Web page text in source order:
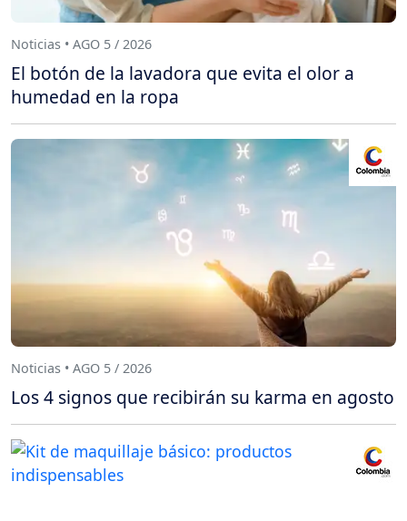
Noticias • AGO 5 / 2026
El botón de la lavadora que evita el olor a
humedad en la ropa
Noticias • AGO 5 / 2026
Los 4 signos que recibirán su karma en agosto